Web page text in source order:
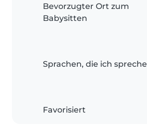
Bevorzugter Ort zum
Babysitten
Sprachen, die ich spreche
Favorisiert